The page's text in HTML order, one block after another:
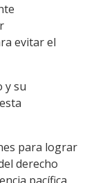
evitar el
y su
para lograr
derecho